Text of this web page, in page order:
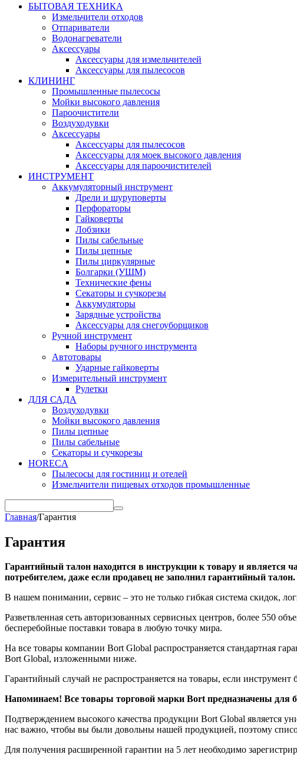
БЫТОВАЯ ТЕХНИКА
Измельчители отходов
Отпариватели
Водонагреватели
Аксессуары
Аксессуары для измельчителей
Аксессуары для пылесосов
КЛИНИНГ
Промышленные пылесосы
Мойки высокого давления
Пароочистители
Воздуходувки
Аксессуары
Аксессуары для пылесосов
Аксессуары для моек высокого давления
Аксессуары для пароочистителей
ИНСТРУМЕНТ
Аккумуляторный инструмент
Дрели и шуруповерты
Перфораторы
Гайковерты
Лобзики
Пилы сабельные
Пилы цепные
Пилы циркулярные
Болгарки (УШМ)
Технические фены
Секаторы и сучкорезы
Аккумуляторы
Зарядные устройства
Аксессуары для снегоуборщиков
Ручной инструмент
Наборы ручного инструмента
Автотовары
Ударные гайковерты
Измерительный инструмент
Рулетки
ДЛЯ САДА
Воздуходувки
Мойки высокого давления
Пилы цепные
Пилы сабельные
Секаторы и сучкорезы
HORECA
Пылесосы для гостиниц и отелей
Измельчители пищевых отходов промышленные
Главная/Гарантия
Гарантия
Гарантийный талон находится в инструкции к товару и является
потребителем, даже если продавец не заполнил гарантийный талон.
В нашем понимании, сервис – это не только гибкая система скидок,
Разветвленная сеть авторизованных сервисных центров, более 550
бесперебойные поставки товара в любую точку мира.
На все товары компании Bort Global распространяется стандартная
Bort Global, изложенными ниже.
Гарантийный случай не распространяется на товары, если
Напоминаем! Все товары торговой марки Bort предназначены для
Подтверждением высокого качества продукции Bort Global является
нас важно, чтобы вы были довольны нашей продукцией, поэтому
Для получения расширенной гарантии на 5 лет необходимо